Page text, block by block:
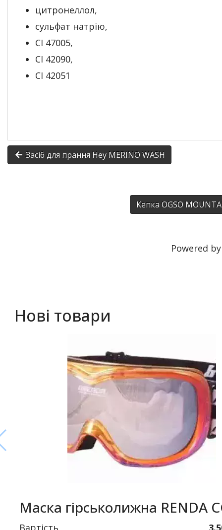
цитронеллол,
сульфат натрію,
CI 47005,
CI 42090,
CI 42051
Засіб для прання Hey MERINO WASH
Кепка OGSO
Powered
Нові товари
Маска гірськолижна RENDA
Вартість